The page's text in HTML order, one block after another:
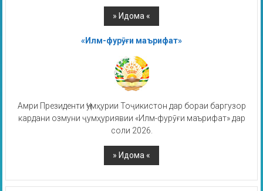
«Илм-фурӯғи маърифат»
Амри Президенти Ҷумҳурии Тоҷикистон дар бораи баргузор
кардани озмуни ҷумҳуриявии «Илм-фурӯғи маърифат» дар
соли 2026.